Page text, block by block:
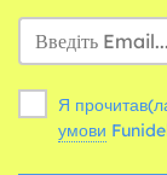
Я
умови